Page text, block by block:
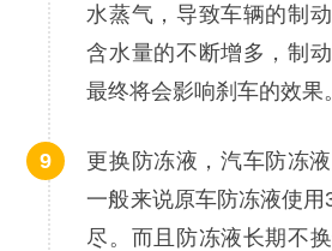
水蒸气，导致车辆的制
含水量的不断增多，制
最终将会影响刹车的效果
更换防冻液，汽车防冻
一般来说原车防冻液使
尽。而且防冻液长期不